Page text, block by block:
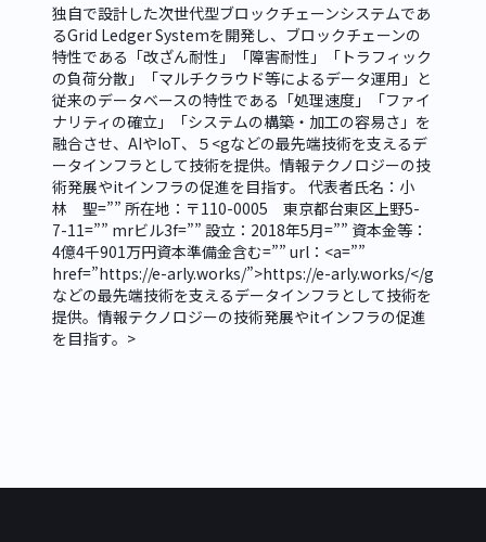
独自で設計した次世代型ブロックチェーンシステムであ
るGrid Ledger Systemを開発し、ブロックチェーンの
特性である「改ざん耐性」「障害耐性」「トラフィック
の負荷分散」「マルチクラウド等によるデータ運用」と
従来のデータベースの特性である「処理速度」「ファイ
ナリティの確立」「システムの構築・加工の容易さ」を
融合させ、AIやIoT、５<gなどの最先端技術を支えるデ
ータインフラとして技術を提供。情報テクノロジーの技
術発展やitインフラの促進を目指す。 代表者氏名：小
林　聖=”” 所在地：〒110-0005　東京都台東区上野5-
7-11=”” mrビル3f=”” 設立：2018年5月=”” 資本金等：
4億4千901万円資本準備金含む=”” url：<a=””
href=”https://e-arly.works/”>https://e-arly.works/</g
などの最先端技術を支えるデータインフラとして技術を
提供。情報テクノロジーの技術発展やitインフラの促進
を目指す。>